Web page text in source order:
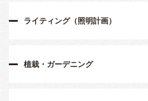
ライティング（照明計画）
植栽・ガーデニング